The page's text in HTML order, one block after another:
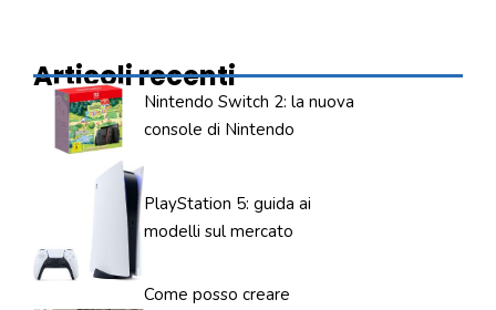
Articoli recenti
Nintendo Switch 2: la nuova
console di Nintendo
PlayStation 5: guida ai
modelli sul mercato
Come posso creare